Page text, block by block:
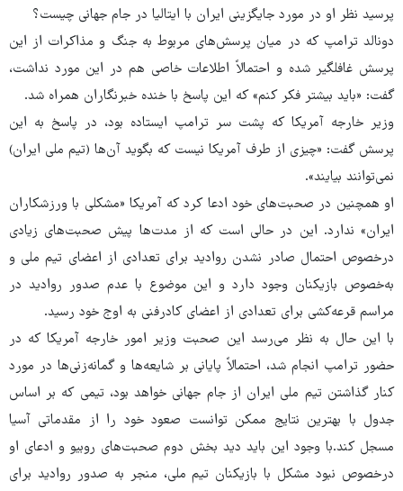
پرسید نظر او در مورد جایگزینی ایران با ایتالیا در جام جهانی چیست؟
دونالد ترامپ که در میان پرسش‌های مربوط به جنگ و مذاکرات از این
پرسش غافلگیر شده و احتمالاً اطلاعات خاصی هم در این مورد نداشت،
گفت: «باید بیشتر فکر کنم» که این پاسخ با خنده خبرنگاران همراه شد.
وزیر خارجه آمریکا که پشت سر ترامپ ایستاده بود، در پاسخ به این
پرسش گفت: «چیزی از طرف آمریکا نیست که بگوید آن‌ها (تیم ملی ایران)
نمی‌توانند بیایند».
او همچنین در صحبت‌های خود ادعا کرد که آمریکا «مشکلی با ورزشکاران
ایران» ندارد. این در حالی است که از مدت‌ها پیش صحبت‌های زیادی
درخصوص احتمال صادر نشدن روادید برای تعدادی از اعضای تیم ملی و
به‌خصوص بازیکنان وجود دارد و این موضوع با عدم صدور روادید در
مراسم قرعه‌کشی برای تعدادی از اعضای کادرفنی به اوج خود رسید.
با این حال به نظر می‌رسد این صحبت وزیر امور خارجه آمریکا که در
حضور ترامپ انجام شد، احتمالاً پایانی بر شایعه‌ها و گمانه‌زنی‌ها در مورد
کنار گذاشتن تیم ملی ایران از جام جهانی خواهد بود، تیمی که بر اساس
جدول با بهترین نتایج ممکن توانست صعود خود را از مقدماتی آسیا
مسجل کند.با وجود این باید دید بخش دوم صحبت‌های روبیو و ادعای او
درخصوص نبود مشکل با بازیکنان تیم ملی، منجر به صدور روادید برای